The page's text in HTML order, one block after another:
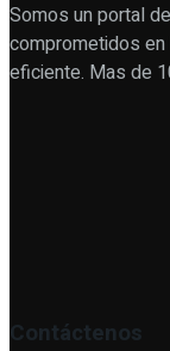
Somos un portal
comprometidos en
eficiente. Mas de
Contáctenos